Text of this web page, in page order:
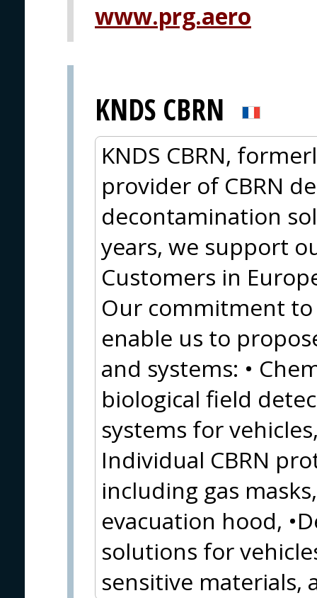
www.prg.aero
KNDS CBRN
KNDS CBRN,
provider of CBRN
decontamination
years, we support
Customers in
Our commitment to
enable us to
and systems: •
biological field
systems for
Individual CBRN
including gas
evacuation hood,
solutions for
sensitive materials,